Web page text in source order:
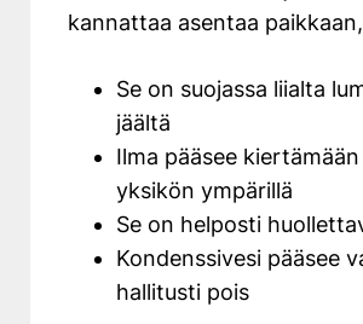
kannattaa asentaa
Se on suojassa liialta
jäältä
Ilma pääsee
yksikön ympärillä
Se on helposti
Kondenssivesi pääsee
hallitusti pois